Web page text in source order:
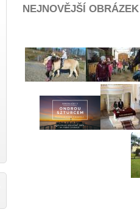
NEJNOVĚJŠÍ OBRÁZEK